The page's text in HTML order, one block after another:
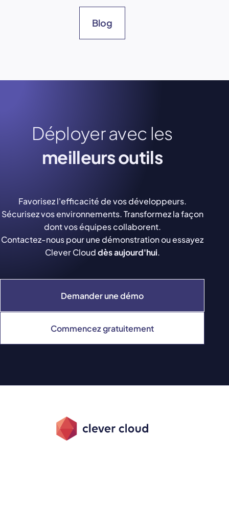
Blog
Déployer avec les
meilleurs outils
Demander une démo
Commencez gratuitement
Favorisez l'efficacité de vos développeurs.
Sécurisez vos environnements. Transformez la façon
dont vos équipes collaborent.
Contactez-nous pour une démonstration ou essayez
Clever Clouddès aujourd'hui.